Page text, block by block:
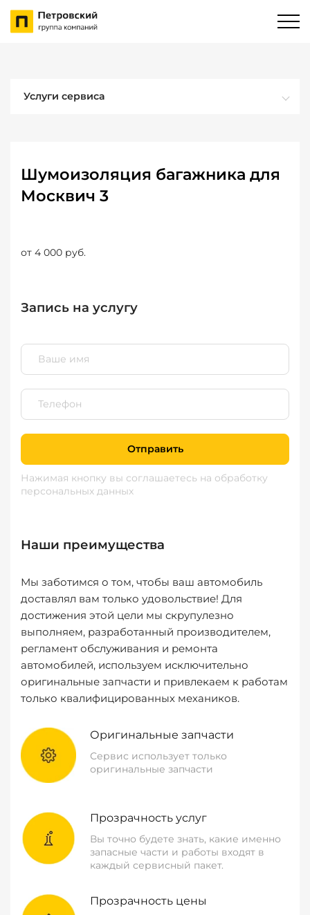
Услуги сервиса
Шумоизоляция багажника для
Москвич 3
от 4 000 руб.
Запись на услугу
Отправить
Нажимая кнопку вы соглашаетесь на обработку
персональных данных
Наши преимущества
Мы заботимся о том, чтобы ваш автомобиль
доставлял вам только удовольствие! Для
достижения этой цели мы скрупулезно
выполняем, разработанный производителем,
регламент обслуживания и ремонта
автомобилей, используем исключительно
оригинальные запчасти и привлекаем к работам
только квалифицированных механиков.
Оригинальные запчасти
Сервис использует только
оригинальные запчасти
Прозрачность услуг
Вы точно будете знать, какие именно
запасные части и работы входят в
каждый сервисный пакет.
Прозрачность цены